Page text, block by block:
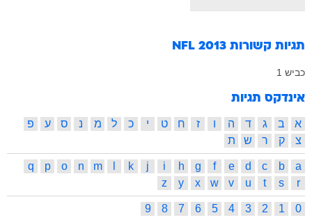
תגיות קשורות NFL 2013
כביש 1
אינדקס תגיות
א ב ג ד ה ו ז ח ט י כ ל מ נ ס ע
פ
צ
ק ר ש ת
a
b
c
d
e
f
g
h
i
j
k
m
n
o
p
q
r
s
t
u
v
w
x
y
z
0
1
2
3
4
5
6
7
8
9